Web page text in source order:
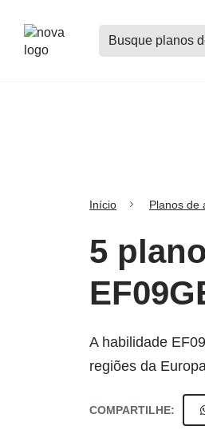
Buscar
planos
Início Planos de
5
A habilidade
regiões da
COMPARTILHE: